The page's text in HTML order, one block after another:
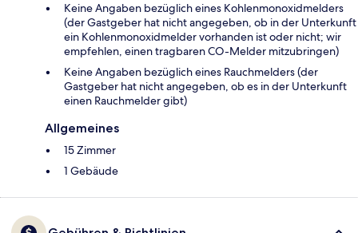
Keine Angaben bezüglich eines Kohlenmonoxidmelders
(der Gastgeber hat nicht angegeben, ob in der Unterkunft
ein Kohlenmonoxidmelder vorhanden ist oder nicht; wir
empfehlen, einen tragbaren CO-Melder mitzubringen)
Keine Angaben bezüglich eines Rauchmelders (der
Gastgeber hat nicht angegeben, ob es in der Unterkunft
einen Rauchmelder gibt)
Allgemeines
15 Zimmer
1 Gebäude